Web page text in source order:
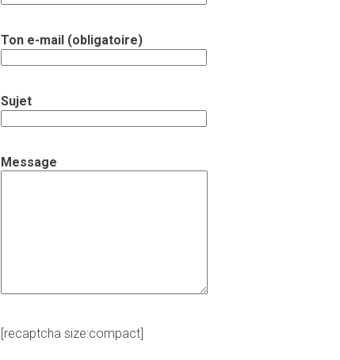
Ton e-mail (obligatoire)
Sujet
Message
[recaptcha size:compact]